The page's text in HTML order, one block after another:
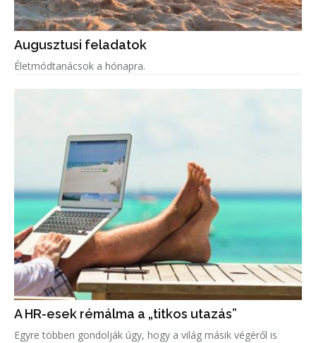
Augusztusi feladatok
Életmódtanácsok a hónapra.
A HR-esek rémálma a „titkos utazás”
Egyre többen gondolják úgy, hogy a világ másik végéről is